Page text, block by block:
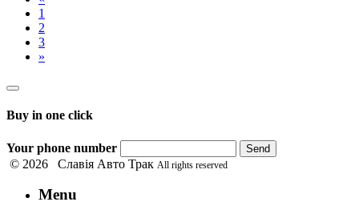
1
2
3
»
Buy in one click
Your phone number Send
© 2026 Славія Авто Трак All rights reserved
Menu